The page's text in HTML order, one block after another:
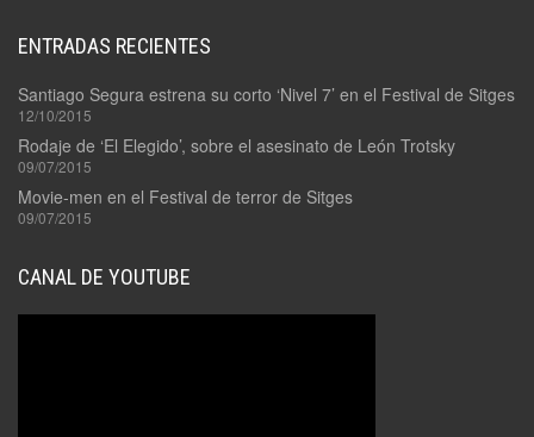
ENTRADAS RECIENTES
Santiago Segura estrena su corto ‘Nivel 7’ en el Festival de Sitges
12/10/2015
Rodaje de ‘El Elegido’, sobre el asesinato de León Trotsky
09/07/2015
Movie-men en el Festival de terror de Sitges
09/07/2015
CANAL DE YOUTUBE